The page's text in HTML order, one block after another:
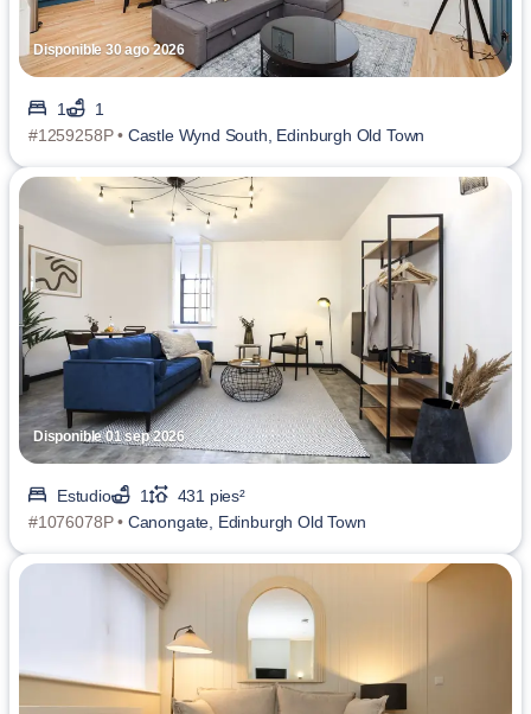
Disponible 30 ago 2026
1
1
#1259258P • Castle Wynd South, Edinburgh Old Town
Disponible 01 sep 2026
Estudio 1
431 pies²
#1076078P • Canongate, Edinburgh Old Town